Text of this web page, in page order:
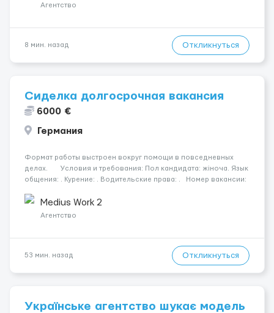
Агентство
8 мин. назад Откликнуться
Сиделка долгосрочная вакансия
6000 €
Германия
Формат работы выстроен вокруг помощи в повседневных
делах. Условия и требования: Пол кандидата: жіноча. Язык
общения: . Курение: . Водительские права: . Номер вакансии:
567 59...Medius Work 2
Агентство
53 мин. назад Откликнуться
Українське агентство шукає модель